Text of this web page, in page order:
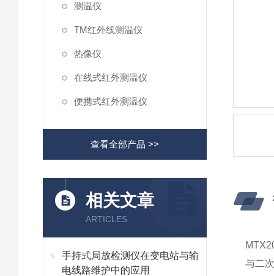
测温仪
TM红外线测温仪
热像仪
在线式红外测温仪
便携式红外测温仪
查看全部产品 >>
相关文章
ARTICLES
手持式局放检测仪在变电站与输
电线路维护中的应用
与二